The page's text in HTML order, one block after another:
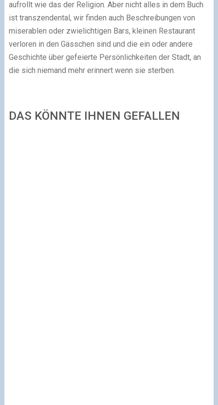
aufrollt wie das der Religion. Aber nicht alles in dem Buch
ist transzendental, wir finden auch Beschreibungen von
miserablen oder zwielichtigen Bars, kleinen Restaurant
verloren in den Gässchen sind und die ein oder andere
Geschichte über gefeierte Persönlichkeiten der Stadt, an
die sich niemand mehr erinnert wenn sie sterben.
DAS KÖNNTE IHNEN GEFALLEN